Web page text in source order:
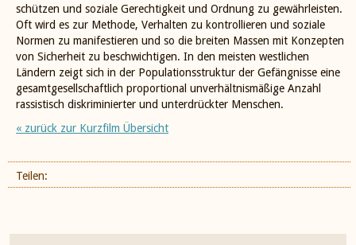
schützen und soziale Gerechtigkeit und Ordnung zu gewährleisten.
Oft wird es zur Methode, Verhalten zu kontrollieren und soziale
Normen zu manifestieren und so die breiten Massen mit Konzepten
von Sicherheit zu beschwichtigen. In den meisten westlichen
Ländern zeigt sich in der Populationsstruktur der Gefängnisse eine
gesamtgesellschaftlich proportional unverhältnismäßige Anzahl
rassistisch diskriminierter und unterdrückter Menschen.
« zurück zur Kurzfilm Übersicht
Teilen: